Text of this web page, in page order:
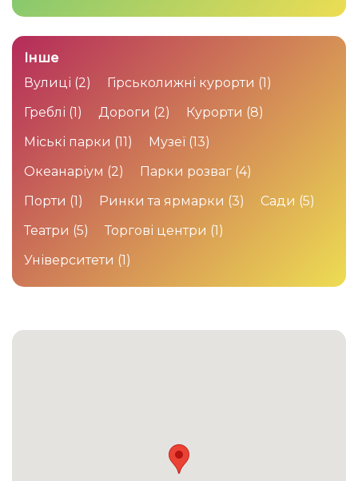
Інше
Вулиці (2) Гірськолижні курорти (1)
Греблі (1) Дороги (2) Курорти (8)
Міські парки (11) Музеї (13)
Океанаріум (2) Парки розваг (4)
Порти (1) Ринки та ярмарки (3) Сади (5)
Театри (5) Торгові центри (1)
Університети (1)